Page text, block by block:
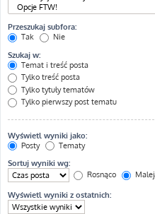
Przeszukaj subfora:
Tak
Nie
Szukaj w:
Temat i treść posta
Tylko treść posta
Tylko tytuły tematów
Tylko pierwszy post tematu
Wyświetl wyniki jako:
Posty
Tematy
Sortuj wyniki wg:
Rosnąco
Wyświetl wyniki z ostatnich: